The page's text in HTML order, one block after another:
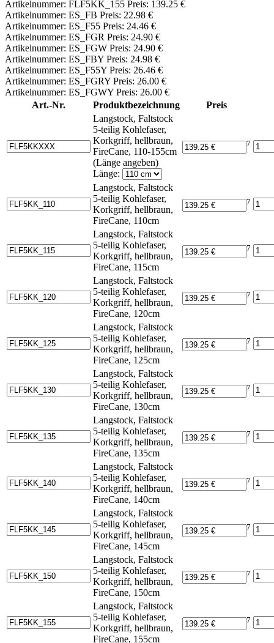
Artikelnummer: FLF5KK_155 Preis: 139.25 €
Artikelnummer: ES_FB Preis: 22.98 €
Artikelnummer: ES_F55 Preis: 24.46 €
Artikelnummer: ES_FGR Preis: 24.90 €
Artikelnummer: ES_FGW Preis: 24.90 €
Artikelnummer: ES_FBY Preis: 24.98 €
Artikelnummer: ES_F55Y Preis: 26.46 €
Artikelnummer: ES_FGRY Preis: 26.00 €
Artikelnummer: ES_FGWY Preis: 26.00 €
Art.-Nr.
Produktbezeichnung
Preis
Langstock, Faltstock
5-teilig Kohlefaser,
Korkgriff, hellbraun,
FireCane, 110-155cm
(Länge angeben)
Länge:
7
Langstock, Faltstock
5-teilig Kohlefaser,
Korkgriff, hellbraun,
FireCane, 110cm
7
Langstock, Faltstock
5-teilig Kohlefaser,
Korkgriff, hellbraun,
FireCane, 115cm
7
Langstock, Faltstock
5-teilig Kohlefaser,
Korkgriff, hellbraun,
FireCane, 120cm
7
Langstock, Faltstock
5-teilig Kohlefaser,
Korkgriff, hellbraun,
FireCane, 125cm
7
Langstock, Faltstock
5-teilig Kohlefaser,
Korkgriff, hellbraun,
FireCane, 130cm
7
Langstock, Faltstock
5-teilig Kohlefaser,
Korkgriff, hellbraun,
FireCane, 135cm
7
Langstock, Faltstock
5-teilig Kohlefaser,
Korkgriff, hellbraun,
FireCane, 140cm
7
Langstock, Faltstock
5-teilig Kohlefaser,
Korkgriff, hellbraun,
FireCane, 145cm
7
Langstock, Faltstock
5-teilig Kohlefaser,
Korkgriff, hellbraun,
FireCane, 150cm
7
Langstock, Faltstock
5-teilig Kohlefaser,
Korkgriff, hellbraun,
FireCane, 155cm
7